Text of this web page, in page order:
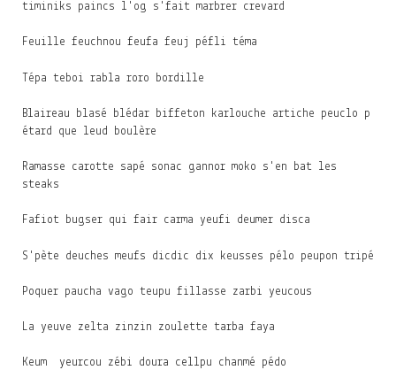
timiniks paincs l'og s'fait marbrer crevard
Feuille feuchnou feufa feuj péfli téma
Tépa teboi rabla roro bordille
Blaireau blasé blédar biffeton karlouche artiche peuclo p
étard que leud boulère
Ramasse carotte sapé sonac gannor moko s'en bat les
steaks
Fafiot bugser qui fair carma yeufi deumer disca
S'pète deuches meufs dicdic dix keusses pélo peupon tripé
Poquer paucha vago teupu fillasse zarbi yeucous
La yeuve zelta zinzin zoulette tarba faya
Keum yeurcou zébi doura cellpu chanmé pédo